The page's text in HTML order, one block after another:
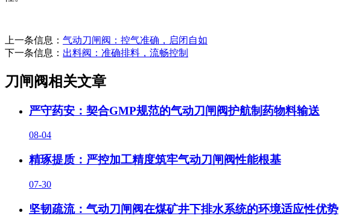
上一条信息： 气动刀闸阀：控气准确，启闭自如
下一条信息： 出料阀：准确排料，流畅控制
刀闸阀相关文章
严守药安：契合GMP规范的气动刀闸阀护航制药物料输送
08-04
精琢提质：严控加工精度筑牢气动刀闸阀性能根基
07-30
坚韧疏流：气动刀闸阀在煤矿井下排水系统的环境适应性优势